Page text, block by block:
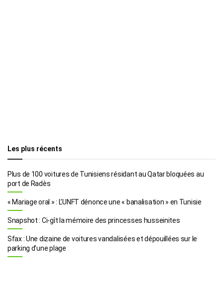
Les plus récents
Plus de 100 voitures de Tunisiens résidant au Qatar bloquées au
port de Radès
« Mariage oral » : L’UNFT dénonce une « banalisation » en Tunisie
Snapshot : Ci-gît la mémoire des princesses husseinites
Sfax : Une dizaine de voitures vandalisées et dépouillées sur le
parking d’une plage